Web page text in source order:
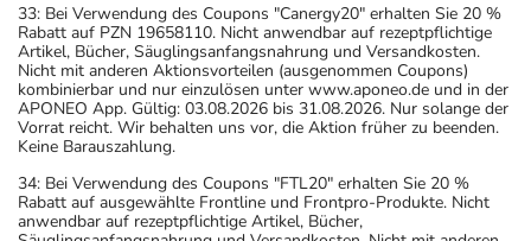
33: Bei Verwendung des Coupons "Canergy20" erhalten Sie 20 %
Rabatt auf PZN 19658110. Nicht anwendbar auf rezeptpflichtige
Artikel, Bücher, Säuglingsanfangsnahrung und Versandkosten.
Nicht mit anderen Aktionsvorteilen (ausgenommen Coupons)
kombinierbar und nur einzulösen unter www.aponeo.de und in der
APONEO App. Gültig: 03.08.2026 bis 31.08.2026. Nur solange der
Vorrat reicht. Wir behalten uns vor, die Aktion früher zu beenden.
Keine Barauszahlung.
34: Bei Verwendung des Coupons "FTL20" erhalten Sie 20 %
Rabatt auf ausgewählte Frontline und Frontpro-Produkte. Nicht
anwendbar auf rezeptpflichtige Artikel, Bücher,